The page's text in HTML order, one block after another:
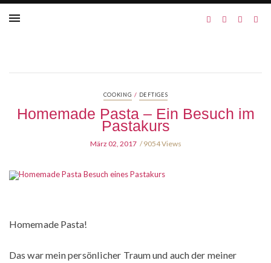
COOKING / DEFTIGES
Homemade Pasta – Ein Besuch im
Pastakurs
März 02, 2017 9054 Views
Homemade Pasta!
Das war mein persönlicher Traum und auch der meiner